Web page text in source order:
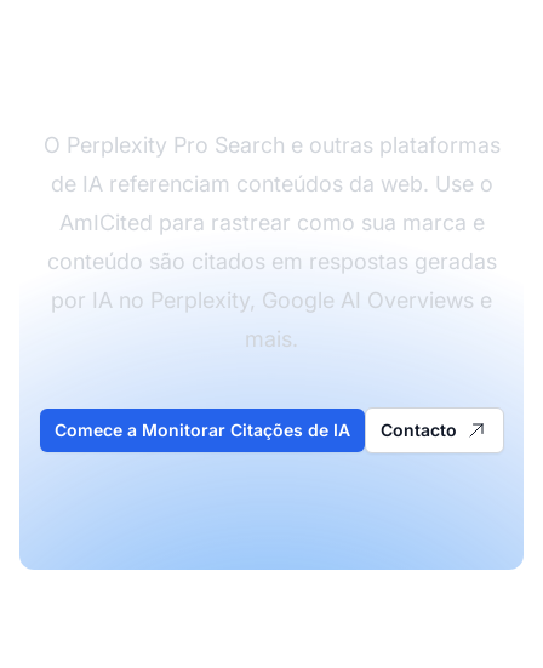
O Perplexity Pro Search e outras plataformas
de IA referenciam conteúdos da web. Use o
AmICited para rastrear como sua marca e
conteúdo são citados em respostas geradas
por IA no Perplexity, Google AI Overviews e
mais.
Comece a Monitorar Citações de IA Contacto